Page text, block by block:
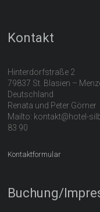
Kontakt
Hinterdorfstraße 2
79837 St. Blasien –
Deutschland
Renata und Peter Görner
Mailto: kontakt@hotel-
83 90
Kontaktformular
Buchung/